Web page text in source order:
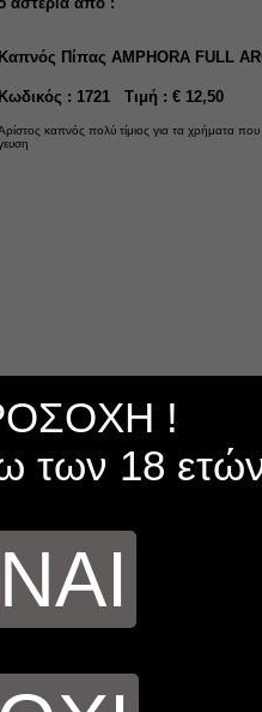
Καπνός Πίπας AMPHORA FULL
Κωδικός : 1721 Τιμή : € 12,50
καπνός πολύ τίμιος για τα χρήματα που
!
των 18
ΝΑΙ